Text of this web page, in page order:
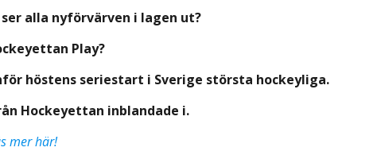
alla nyförvärven i lagen ut?
Play?
höstens seriestart i Sverige största hockeyliga.
Hockeyettan inblandade i.
mer här!